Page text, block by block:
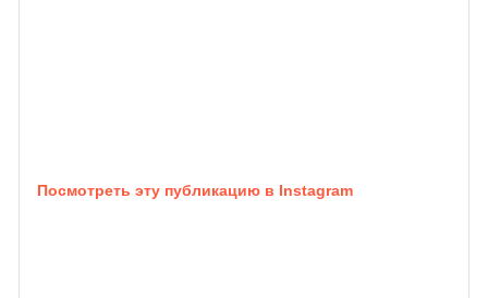
Посмотреть эту публикацию в Instagram